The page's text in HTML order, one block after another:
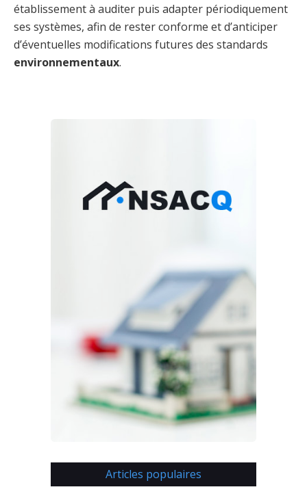
établissement à auditer puis adapter périodiquement
ses systèmes, afin de rester conforme et d’anticiper
d’éventuelles modifications futures des standards
environnementaux.
Articles populaires